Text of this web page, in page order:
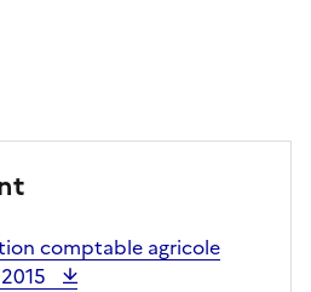
comptable agricole